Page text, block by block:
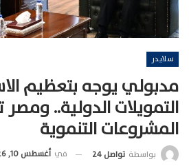
سلايدر
مدبولي يوجه بتعظيم
التمويلات الدولية..
المشروعات التنموية
بواسطة تواصل 24 في أغسطس 10, 2026